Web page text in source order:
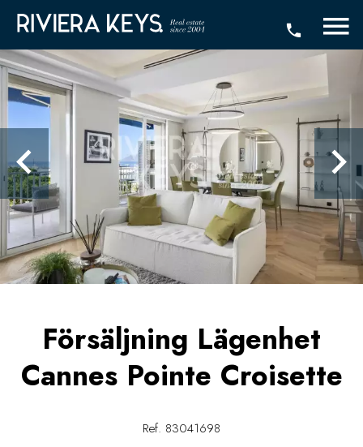
Försäljning Lägenhet
Cannes Pointe Croisette
Ref. 83041698